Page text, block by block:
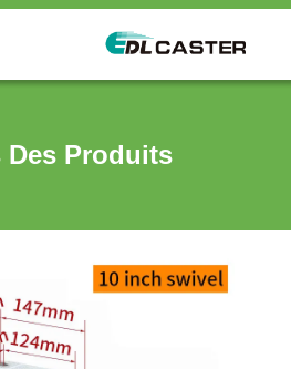
Des Produits